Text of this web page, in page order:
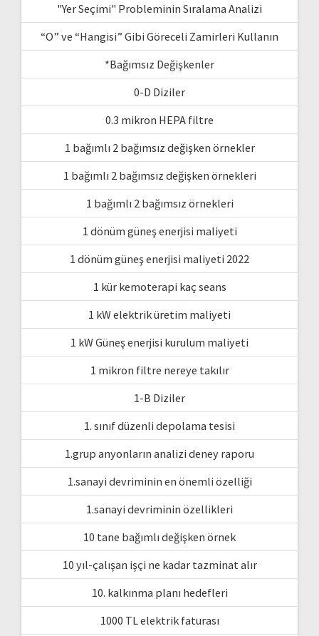
"Yer Seçimi" Probleminin Sıralama Analizi
“O” ve “Hangisi” Gibi Göreceli Zamirleri Kullanın
*Bağımsız Değişkenler
0-D Diziler
0.3 mikron HEPA filtre
1 bağımlı 2 bağımsız değişken örnekler
1 bağımlı 2 bağımsız değişken örnekleri
1 bağımlı 2 bağımsız örnekleri
1 dönüm güneş enerjisi maliyeti
1 dönüm güneş enerjisi maliyeti 2022
1 kür kemoterapi kaç seans
1 kW elektrik üretim maliyeti
1 kW Güneş enerjisi kurulum maliyeti
1 mikron filtre nereye takılır
1-B Diziler
1. sınıf düzenli depolama tesisi
1.grup anyonların analizi deney raporu
1.sanayi devriminin en önemli özelliği
1.sanayi devriminin özellikleri
10 tane bağımlı değişken örnek
10 yıl-çalışan işçi ne kadar tazminat alır
10. kalkınma planı hedefleri
1000 TL elektrik faturası